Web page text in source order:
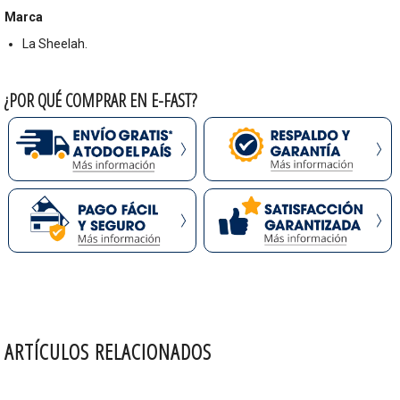
Marca
La Sheelah.
¿POR QUÉ COMPRAR EN E-FAST?
ARTÍCULOS RELACIONADOS